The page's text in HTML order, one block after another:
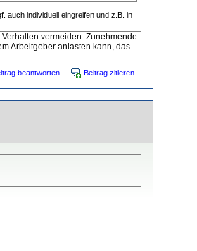
auch individuell eingreifen und z.B. in
vermeiden. Zunehmende
Arbeitgeber anlasten kann, das
beantworten Beitrag zitieren